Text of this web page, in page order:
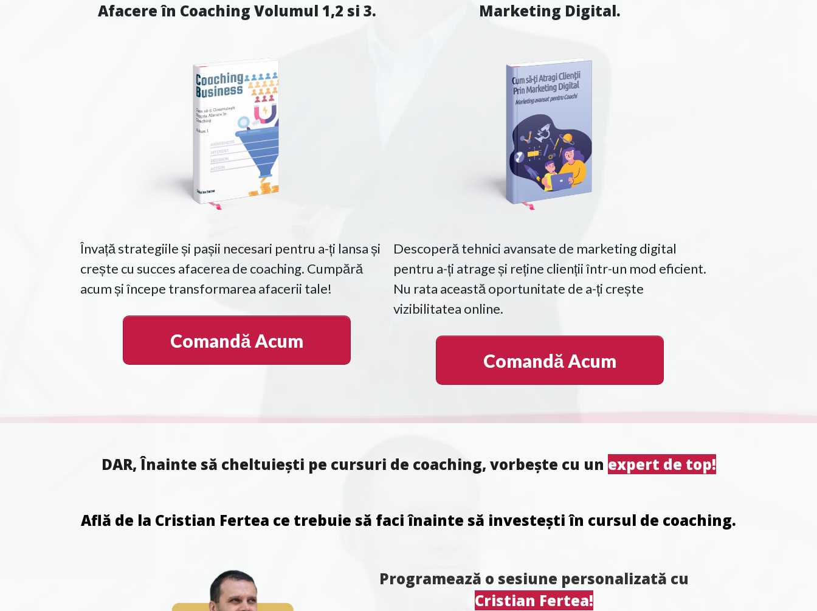
Afacere în Coaching Volumul 1,2 si 3.
Învață strategiile și pașii necesari pentru a-ți lansa și
crește cu succes afacerea de coaching. Cumpără
acum și începe transformarea afacerii tale!
Comandă Acum
Marketing Digital.
Descoperă tehnici avansate de marketing digital
pentru a-ți atrage și reține clienții într-un mod eficient.
Nu rata această oportunitate de a-ți crește
vizibilitatea online.
Comandă Acum
DAR, Înainte să cheltuiești pe cursuri de coaching, vorbește cu un expert de top!
Află de la Cristian Fertea ce trebuie să faci înainte să investești în cursul de coaching.
Programează o sesiune personalizată cu
Cristian Fertea!